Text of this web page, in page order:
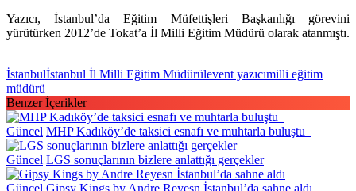
Yazıcı, İstanbul’da Eğitim Müfettişleri Başkanlığı görevini
yürütürken 2012’de Tokat’a İl Milli Eğitim Müdürü olarak atanmıştı.
İstanbulİstanbul İl Milli Eğitim Müdürülevent yazıcımilli eğitim
müdürü
Benzer İçerikler
Güncel MHP Kadıköy’de taksici esnafı ve muhtarla buluştu
Güncel LGS sonuçlarının bizlere anlattığı gerçekler